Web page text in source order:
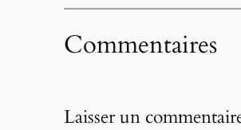
Commentaires
Laisser un